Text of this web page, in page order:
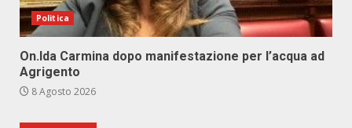
Politica
On.Ida Carmina dopo manifestazione per l’acqua ad
Agrigento
8 Agosto 2026